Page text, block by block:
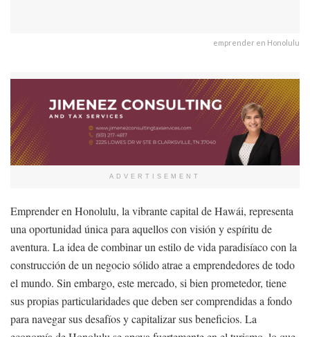
emprender en Honolulu
ADVERTISEMENT
Emprender en Honolulu, la vibrante capital de Hawái, representa
una oportunidad única para aquellos con visión y espíritu de
aventura. La idea de combinar un estilo de vida paradisíaco con la
construcción de un negocio sólido atrae a emprendedores de todo
el mundo. Sin embargo, este mercado, si bien prometedor, tiene
sus propias particularidades que deben ser comprendidas a fondo
para navegar sus desafíos y capitalizar sus beneficios. La